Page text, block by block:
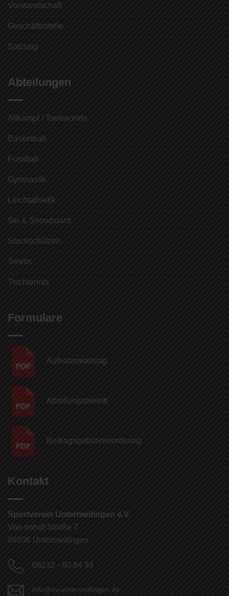
Vorstandschaft
Geschäftsstelle
Satzung
Abteilungen
Allkampf / Taekwondo
Basketball
Fussball
Gymnastik
Leichtathletik
Ski & Snowboard
Stockschützen
Tennis
Tischtennis
Formulare
Aufnahmeantrag
Abteilungsbeitritt
Beitragsgebühren­ordnung
Kontakt
Sportverein Untermeitingen e.V.
Von-Imhof-Straße 7
86836 Untermeitingen
08232 - 90 84 84
info@sv-untermeitingen.de